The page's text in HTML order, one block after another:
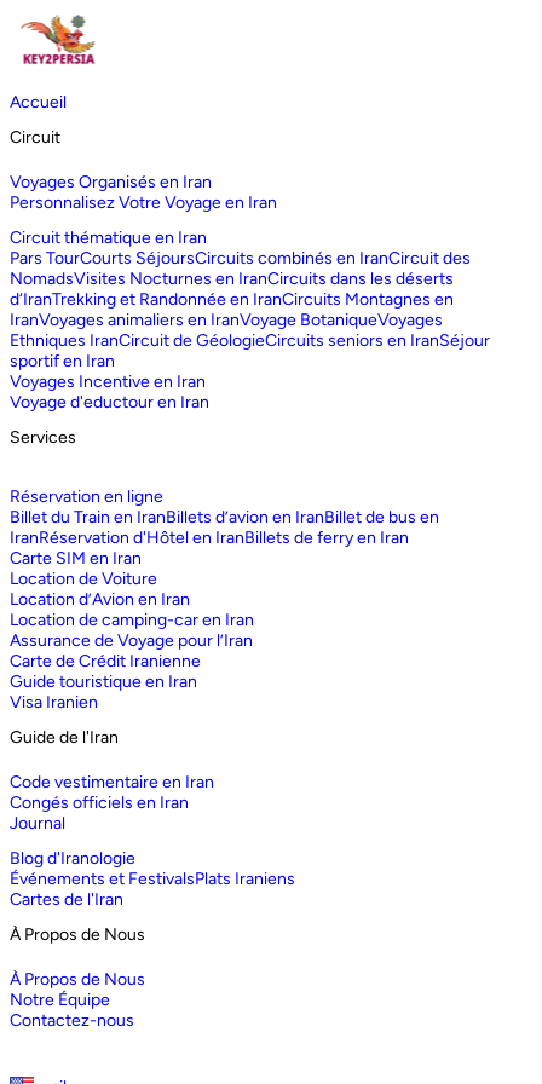
Accueil
Circuit
Voyages Organisés en Iran
Personnalisez Votre Voyage en Iran
Circuit thématique en Iran
Pars TourCourts SéjoursCircuits combinés en IranCircuit des
NomadsVisites Nocturnes en IranCircuits dans les déserts
d‘IranTrekking et Randonnée en IranCircuits Montagnes en
IranVoyages animaliers en IranVoyage BotaniqueVoyages
Ethniques IranCircuit de GéologieCircuits seniors en IranSéjour
sportif en Iran
Voyages Incentive en Iran
Voyage d'eductour en Iran
Services
Réservation en ligne
Billet du Train en IranBillets d’avion en IranBillet de bus en
IranRéservation d'Hôtel en IranBillets de ferry en Iran
Carte SIM en Iran
Location de Voiture
Location d’Avion en Iran
Location de camping-car en Iran
Assurance de Voyage pour l’Iran
Carte de Crédit Iranienne
Guide touristique en Iran
Visa Iranien
Guide de l'Iran
Code vestimentaire en Iran
Congés officiels en Iran
Journal
Blog d'Iranologie
Événements et FestivalsPlats Iraniens
Cartes de l'Iran
À Propos de Nous
À Propos de Nous
Notre Équipe
Contactez-nous